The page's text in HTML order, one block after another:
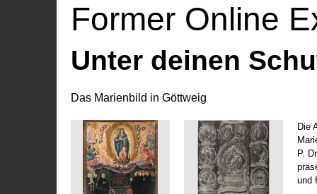
Former Online
Unter deinen
Das Marienbild in Göttweig
Die
P.
und